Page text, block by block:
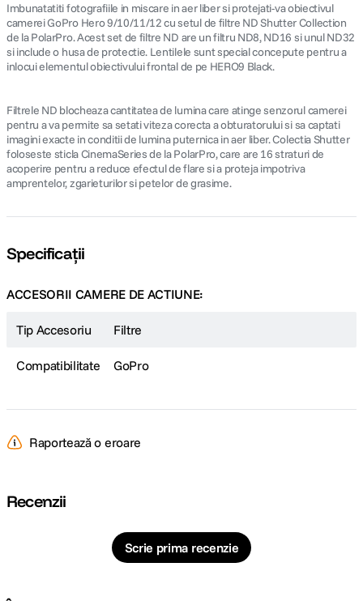
Imbunatatiti fotografiile in miscare in aer liber si protejati-va obiectivul
camerei GoPro Hero 9/10/11/12 cu setul de filtre ND Shutter Collection
de la PolarPro. Acest set de filtre ND are un filtru ND8, ND16 si unul ND32
si include o husa de protectie. Lentilele sunt special concepute pentru a
inlocui elementul obiectivului frontal de pe HERO9 Black.
Filtrele ND blocheaza cantitatea de lumina care atinge senzorul camerei
pentru a va permite sa setati viteza corecta a obturatorului si sa captati
imagini exacte in conditii de lumina puternica in aer liber. Colectia Shutter
foloseste sticla CinemaSeries de la PolarPro, care are 16 straturi de
acoperire pentru a reduce efectul de flare si a proteja impotriva
amprentelor, zgarieturilor si petelor de grasime.
Specificații
ACCESORII CAMERE DE ACTIUNE:
Tip Accesoriu Filtre
Compatibilitate GoPro
Raportează o eroare
Recenzii
Scrie prima recenzie